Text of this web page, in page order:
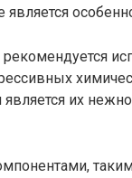
является
их